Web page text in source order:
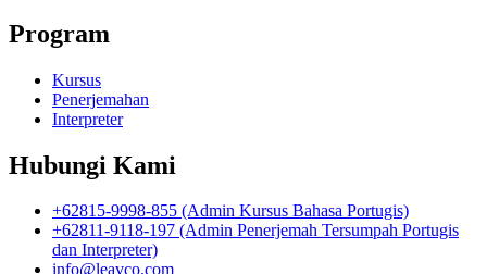
Program
Kursus
Penerjemahan
Interpreter
Hubungi Kami
+62815-9998-855 (Admin Kursus Bahasa Portugis)
+62811-9118-197 (Admin Penerjemah Tersumpah Portugis
dan Interpreter)
info@leavco.com